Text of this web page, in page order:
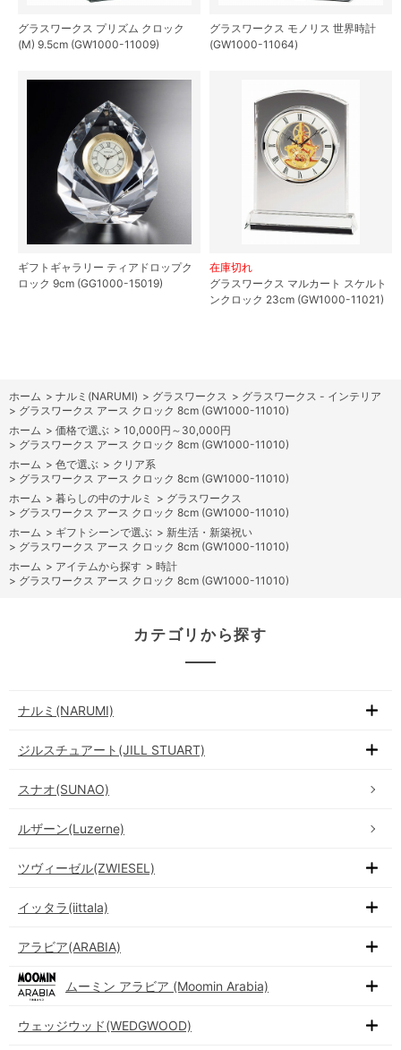
グラスワークス プリズム クロック
(M) 9.5cm (GW1000-11009)
グラスワークス モノリス 世界時計
(GW1000-11064)
ギフトギャラリー ティアドロップク
ロック 9cm (GG1000-15019)
在庫切れ
グラスワークス マルカート スケルト
ンクロック 23cm (GW1000-11021)
ホーム > ナルミ(NARUMI) > グラスワークス > グラスワークス - インテリア
> グラスワークス アース クロック 8cm (GW1000-11010)
ホーム > 価格で選ぶ > 10,000円～30,000円
> グラスワークス アース クロック 8cm (GW1000-11010)
ホーム > 色で選ぶ > クリア系
> グラスワークス アース クロック 8cm (GW1000-11010)
ホーム > 暮らしの中のナルミ > グラスワークス
> グラスワークス アース クロック 8cm (GW1000-11010)
ホーム > ギフトシーンで選ぶ > 新生活・新築祝い
> グラスワークス アース クロック 8cm (GW1000-11010)
ホーム > アイテムから探す > 時計
> グラスワークス アース クロック 8cm (GW1000-11010)
カテゴリから探す
ナルミ(NARUMI)
ジルスチュアート(JILL STUART)
スナオ(SUNAO)
ルザーン(Luzerne)
ツヴィーゼル(ZWIESEL)
イッタラ(iittala)
アラビア(ARABIA)
ムーミン アラビア (Moomin Arabia)
ウェッジウッド(WEDGWOOD)